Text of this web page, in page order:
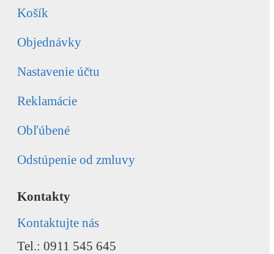
Košík
Objednávky
Nastavenie účtu
Reklamácie
Obľúbené
Odstúpenie od zmluvy
Kontakty
Kontaktujte nás
Tel.: 0911 545 645